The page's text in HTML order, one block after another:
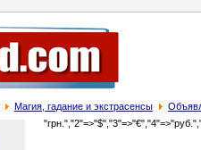
Магия, гадание и экстрасенсы